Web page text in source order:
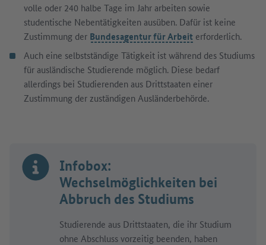
volle oder 240 halbe Tage im Jahr arbeiten sowie
studentische Nebentätigkeiten ausüben. Dafür ist keine
Zustimmung der Bundesagentur für Arbeit erforderlich.
Auch eine selbstständige Tätigkeit ist während des Studiums
für ausländische Studierende möglich. Diese bedarf
allerdings bei Studierenden aus Drittstaaten einer
Zustimmung der zuständigen Ausländerbehörde.
Infobox:
Wechselmöglichkeiten bei
Abbruch des Studiums
Studierende aus Drittstaaten, die ihr Studium
ohne Abschluss vorzeitig beenden, haben